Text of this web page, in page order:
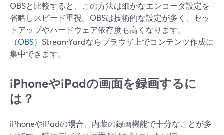
OBSと比較すると、この方法は細かなエンコーダ設定を
省略しスピード重視。OBSは技術的な設定が多く、セッ
トアップやハードウェア依存度も高くなります。
（OBS）StreamYardならブラウザ上でコンテンツ作成に
集中できます。
iPhoneやiPadの画面を録画するに
は？
iPhoneやiPadの場合、内蔵の録画機能で十分なことが多